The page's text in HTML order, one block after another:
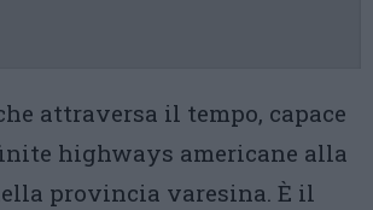
attraversa il tempo, capace
highways americane alla
provincia varesina. È il